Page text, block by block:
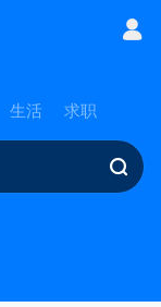
生活 求职